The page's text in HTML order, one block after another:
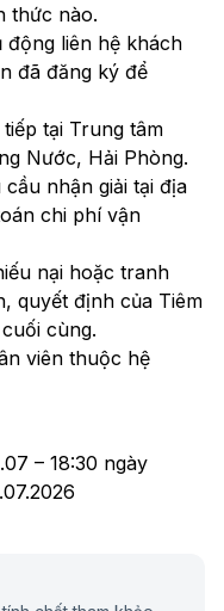
thức nào.
động liên hệ khách
đã đăng ký để
tại Trung tâm
Nước, Hải Phòng.
nhận giải tại địa
chi phí vận
nại hoặc tranh
quyết định của Tiêm
cùng.
viên thuộc hệ
– 18:30 ngày